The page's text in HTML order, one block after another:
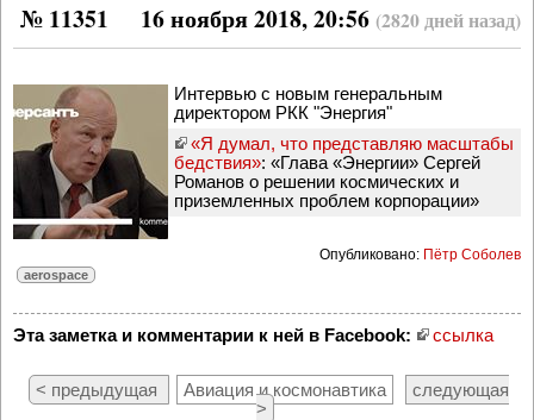
16 ноября 2018, 20:56 (2820 дней назад)
№ 11351
Интервью с новым генеральным
директором РКК "Энергия"
«Я думал, что представляю масштабы
бедствия»: «Глава «Энергии» Сергей
Романов о решении космических и
приземленных проблем корпорации»
Опубликовано: Пётр Соболев
aerospace
Эта заметка и комментарии к ней в Facebook: ссылка
< предыдущая Авиация и космонавтика
следующая
>